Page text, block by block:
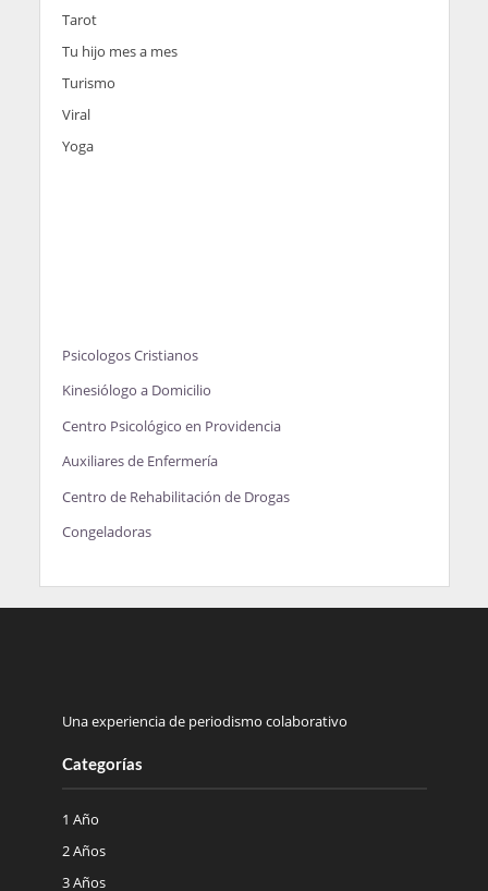
Tarot
Tu hijo mes a mes
Turismo
Viral
Yoga
Psicologos Cristianos
Kinesiólogo a Domicilio
Centro Psicológico en Providencia
Auxiliares de Enfermería
Centro de Rehabilitación de Drogas
Congeladoras
Una experiencia de periodismo colaborativo
Categorías
1 Año
2 Años
3 Años